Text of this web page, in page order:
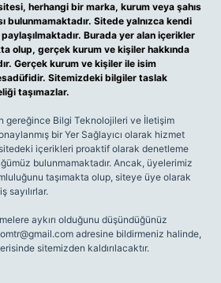
herhangi bir marka, kurum veya şahıs
bulunmamaktadır. Sitede yalnızca kendi
paylaşılmaktadır. Burada yer alan içerikler
olup, gerçek kurum ve kişiler hakkında
Gerçek kurum ve kişiler ile isim
Sitemizdeki bilgiler taslak
taşımazlar.
gereğince Bilgi Teknolojileri ve İletişim
bir Yer Sağlayıcı olarak hizmet
içerikleri proaktif olarak denetleme
bulunmamaktadır. Ancak, üyelerimiz
taşımakta olup, siteye üye olarak
sayılırlar.
aykırı olduğunu düşündüğünüz
adresine bildirmeniz halinde,
sitemizden kaldırılacaktır.